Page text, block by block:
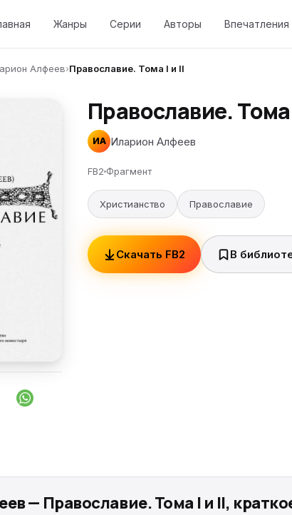
Жанры Серии Авторы Впечатления
Алфеев›Православие. Тома I и II
Православие. Тома
ИА Иларион Алфеев
FB2 Фрагмент
Христианство Православие
Скачать FB2 В
— Православие. Тома I и II,